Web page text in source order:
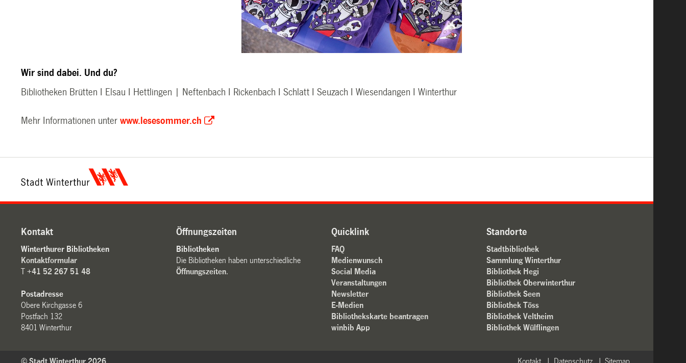
Wir sind dabei. Und du?
Bibliotheken Brütten I Elsau I Hettlingen | Neftenbach I Rickenbach I Schlatt I Seuzach I Wiesendangen I Winterthur
Mehr Informationen unterwww.lesesommer.ch
Kontakt
Winterthurer Bibliotheken
Kontaktformular
T+41 52 267 51 48
Postadresse
Obere Kirchgasse 6
Postfach 132
8401 Winterthur
Öffnungszeiten
Bibliotheken
Die Bibliotheken haben unterschiedliche
Öffnungszeiten.
Quicklink
FAQ
Medienwunsch
Social Media
Veranstaltungen
Newsletter
E-Medien
Bibliothekskarte beantragen
winbib App
Standorte
Stadtbibliothek
Sammlung Winterthur
Bibliothek Hegi
Bibliothek Oberwinterthur
Bibliothek Seen
Bibliothek Töss
Bibliothek Veltheim
Bibliothek Wülflingen
Sitemap
Datenschutz
Kontakt
© Stadt Winterthur 2026